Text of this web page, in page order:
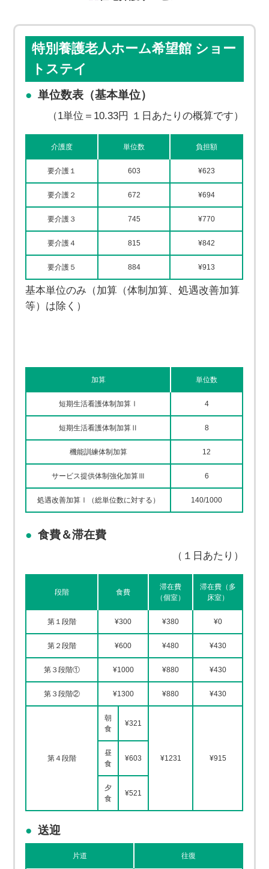
特別養護老人ホーム希望館 ショー
トステイ
単位数表（基本単位）
（1単位＝10.33円 １日あたりの概算です）
介護度 単位数 負担額
要介護１ 603 ¥623
要介護２ 672 ¥694
要介護３ 745 ¥770
要介護４ 815 ¥842
要介護５ 884 ¥913
基本単位のみ（加算（体制加算、処遇改善加算
等）は除く）
加算 単位数
短期生活看護体制加算Ⅰ 4
短期生活看護体制加算Ⅱ 8
機能訓練体制加算 12
サービス提供体制強化加算Ⅲ 6
処遇改善加算Ⅰ（総単位数に対する） 140/1000
食費＆滞在費
（１日あたり）
段階 食費
滞在費
（個室）
滞在費（多
床室）
第１段階 ¥300 ¥380 ¥0
第２段階 ¥600 ¥480 ¥430
第３段階① ¥1000 ¥880 ¥430
第３段階② ¥1300 ¥880 ¥430
第４段階
朝
食
¥321
¥1231 ¥915
昼
食
¥603
夕
食
¥521
送迎
片道 往復